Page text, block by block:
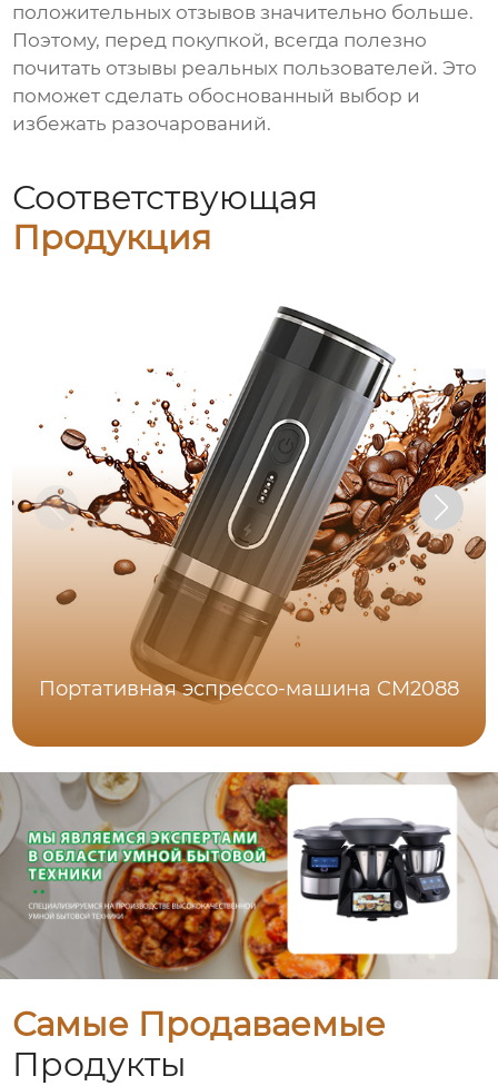
положительных отзывов значительно больше.
Поэтому, перед покупкой, всегда полезно
почитать отзывы реальных пользователей. Это
поможет сделать обоснованный выбор и
избежать разочарований.
Соответствующая
Продукция
Портативная эспрессо-машина CM2088
Самые Продаваемые
Продукты